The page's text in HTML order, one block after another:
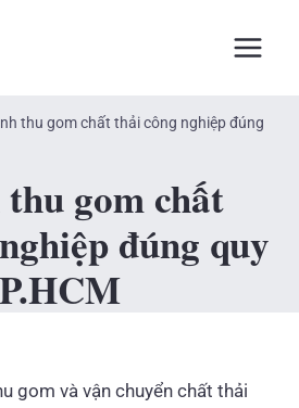
thu gom chất thải công nghiệp đúng
gom chất
đúng quy
gom và vận chuyển chất thải